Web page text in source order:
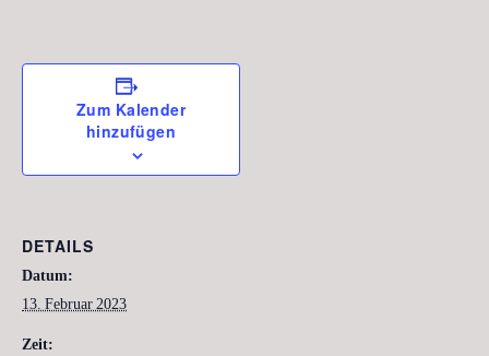
Zum Kalender
hinzufügen
DETAILS
Datum:
13. Februar 2023
Zeit: